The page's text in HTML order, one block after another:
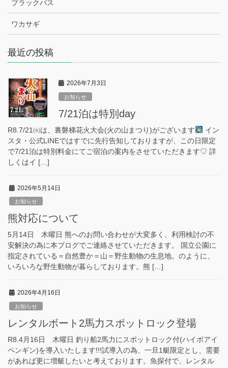
ブラックバス
ワカサギ
最近の投稿
2026年7月3日
お知らせ
7/21泊は特別day
R8.7/21㈫は、裏磐梯花火大会(火の山まつり)がございます
イン
スタ・公式LINEではすでに先行告知しておりますが、この日限定
で7/21泊は特別料金にてご宿泊の案内をさせていただきます♡ 詳
しくはイ […]
2026年5月14日
お知らせ
熊対応について
5月14日 木曜日 熊へのお問い合わせが大変多く、利用検討の不
安解決の為に本ブログでご連絡させていただきます。 国立公園に
指定されている＝自然豊か＝山＝野生動物の生息地。のように、
いろいろな野生動物が暮らしております。熊 […]
2026年4月16日
お知らせ
レンタルボート2馬力スポットロック登場
R8.4月16日 木曜日 釣り船2馬力にスポットロック付(ハイボアイ
ペンギン)を導入いたします!!!試導入の為、一旦1艇限定とし、需要
があれば更に増艇したいと考えております。魚探付で、レンタル